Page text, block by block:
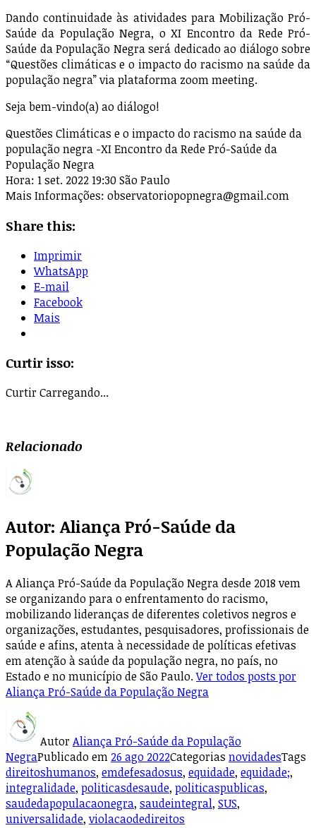
Dando continuidade às atividades para Mobilização Pró-
Saúde da População Negra, o XI Encontro da Rede Pró-
Saúde da População Negra será dedicado ao diálogo sobre
“Questões climáticas e o impacto do racismo na saúde da
população negra” via plataforma zoom meeting.
Seja bem-vindo(a) ao diálogo!
Questões Climáticas e o impacto do racismo na saúde da
população negra -XI Encontro da Rede Pró-Saúde da
População Negra
Hora: 1 set. 2022 19:30 São Paulo
Mais Informações: observatoriopopnegra@gmail.com
Share this:
Imprimir
WhatsApp
E-mail
Facebook
Mais
Curtir isso:
CurtirCarregando...
Relacionado
Autor: Aliança Pró-Saúde da
População Negra
A Aliança Pró-Saúde da População Negra desde 2018 vem
se organizando para o enfrentamento do racismo,
mobilizando lideranças de diferentes coletivos negros e
organizações, estudantes, pesquisadores, profissionais de
saúde e afins, atenta à necessidade de políticas efetivas
em atenção à saúde da população negra, no país, no
Estado e no município de São Paulo.Ver todos posts por
Aliança Pró-Saúde da População Negra
AutorAliança Pró-Saúde da População
NegraPublicado em 26 ago 2022Categorias novidadesTags
direitoshumanos, emdefesadosus, equidade, equidade;,
integralidade, politicasdesaude, politicaspublicas,
saudedapopulacaonegra, saudeintegral, SUS,
universalidade, violacaodedireitos